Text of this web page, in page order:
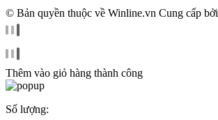
© Bản quyền thuộc về Winline.vn Cung cấp bởi
Thêm vào giỏ hàng thành công
Số lượng: